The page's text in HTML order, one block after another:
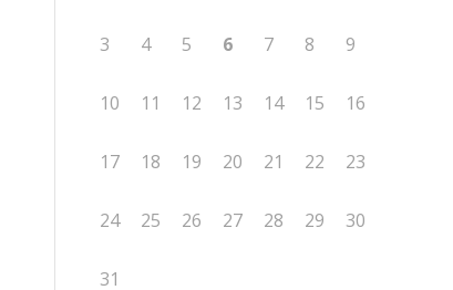
3 4 5 6 7 8 9
10 11 12 13 14 15 16
17 18 19 20 21 22 23
24 25 26 27 28 29 30
31